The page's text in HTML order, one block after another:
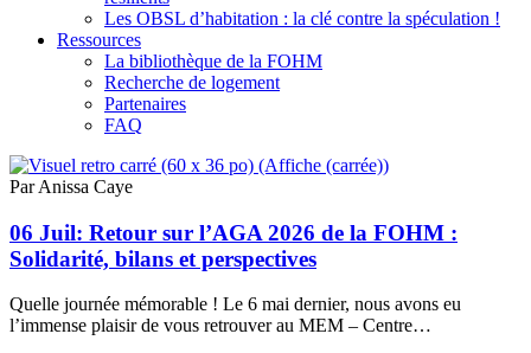
Les OBSL d’habitation : la clé contre la spéculation !
Ressources
La bibliothèque de la FOHM
Recherche de logement
Partenaires
FAQ
Par Anissa Caye
06 Juil: Retour sur l’AGA 2026 de la FOHM :
Solidarité, bilans et perspectives
Quelle journée mémorable ! Le 6 mai dernier, nous avons eu
l’immense plaisir de vous retrouver au MEM – Centre…